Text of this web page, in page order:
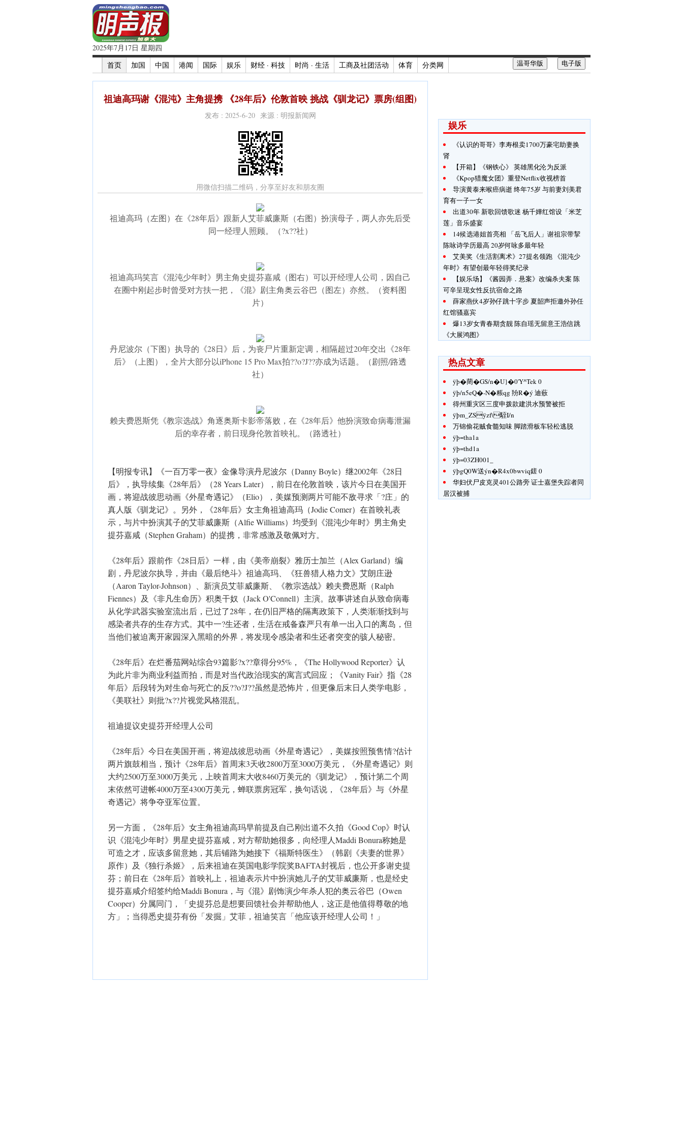
2025年7月17日 星期四
首页
加国 中国 港闻 国际 娱乐 财经 · 科技 时尚 · 生活 工商及社团活动 体育 分类网 电子版
温哥华版
祖迪高玛谢《混沌》主角提携 《28年后》伦敦首映 挑战《驯龙记》票房(组图)
发布 : 2025-6-20 来源 : 明报新闻网
用微信扫描二维码，分享至好友和朋友圈
祖迪高玛（左图）在《28年后》跟新人艾菲威廉斯（右图）扮演母子，两人亦先后受
同一经理人照顾。（?x??社）
祖迪高玛笑言《混沌少年时》男主角史提芬嘉咸（图右）可以开经理人公司，因自己
在圈中刚起步时曾受对方扶一把，《混》剧主角奥云谷巴（图左）亦然。（资料图
片）
丹尼波尔（下图）执导的《28日》后，为丧尸片重新定调，相隔超过20年交出《28年
后》（上图），全片大部分以iPhone 15 Pro Max拍??o?J??亦成为话题。（剧照/路透
社）
赖夫费恩斯凭《教宗选战》角逐奥斯卡影帝落败，在《28年后》他扮演致命病毒泄漏
后的幸存者，前日现身伦敦首映礼。（路透社）
【明报专讯】《一百万零一夜》金像导演丹尼波尔（Danny Boyle）继2002年《28日
后》，执导续集《28年后》（28 Years Later），前日在伦敦首映，该片今日在美国开
画，将迎战彼思动画《外星奇遇记》（Elio），美媒预测两片可能不敌寻求「?庄」的
真人版《驯龙记》。另外，《28年后》女主角祖迪高玛（Jodie Comer）在首映礼表
示，与片中扮演其子的艾菲威廉斯（Alfie Williams）均受到《混沌少年时》男主角史
提芬嘉咸（Stephen Graham）的提携，非常感激及敬佩对方。
《28年后》跟前作《28日后》一样，由《美帝崩裂》雅历士加兰（Alex Garland）编
剧，丹尼波尔执导，并由《最后绝斗》祖迪高玛、《狂兽猎人格力文》艾朗庄逊
（Aaron Taylor-Johnson）、新演员艾菲威廉斯、《教宗选战》赖夫费恩斯（Ralph
Fiennes）及《非凡生命历》积奥干奴（Jack O'Connell）主演。故事讲述自从致命病毒
从化学武器实验室流出后，已过了28年，在仍旧严格的隔离政策下，人类渐渐找到与
感染者共存的生存方式。其中一?生还者，生活在戒备森严只有单一出入口的离岛，但
当他们被迫离开家园深入黑暗的外界，将发现令感染者和生还者突变的骇人秘密。
《28年后》在烂番茄网站综合93篇影?x??章得分95%，《The Hollywood Reporter》认
为此片非为商业利益而拍，而是对当代政治现实的寓言式回应；《Vanity Fair》指《28
年后》后段转为对生命与死亡的反??o?J??虽然是恐怖片，但更像后末日人类学电影，
《美联社》则批?x??片视觉风格混乱。
祖迪提议史提芬开经理人公司
《28年后》今日在美国开画，将迎战彼思动画《外星奇遇记》，美媒按照预售情?估计
两片旗鼓相当，预计《28年后》首周末3天收2800万至3000万美元，《外星奇遇记》则
大约2500万至3000万美元，上映首周末大收8460万美元的《驯龙记》，预计第二个周
末依然可进帐4000万至4300万美元，蝉联票房冠军，换句话说，《28年后》与《外星
奇遇记》将争夺亚军位置。
另一方面，《28年后》女主角祖迪高玛早前提及自己刚出道不久拍《Good Cop》时认
识《混沌少年时》男星史提芬嘉咸，对方帮助她很多，向经理人Maddi Bonura称她是
可造之才，应该多留意她，其后铺路为她接下《福斯特医生》（韩剧《夫妻的世界》
原作）及《独行杀姬》，后来祖迪在英国电影学院奖BAFTA封视后，也公开多谢史提
芬；前日在《28年后》首映礼上，祖迪表示片中扮演她儿子的艾菲威廉斯，也是经史
提芬嘉咸介绍签约给Maddi Bonura，与《混》剧饰演少年杀人犯的奥云谷巴（Owen
Cooper）分属同门，「史提芬总是想要回馈社会并帮助他人，这正是他值得尊敬的地
方」；当得悉史提芬有份「发掘」艾菲，祖迪笑言「他应该开经理人公司！」
娱乐
《认识的哥哥》李寿根卖1700万豪宅助妻换
肾
【开箱】《钢铁心》 英雄黑化沦为反派
《Kpop猎魔女团》重登Netflix收视榜首
导演黄泰来喉癌病逝 终年75岁 与前妻刘美君
育有一子一女
出道30年 新歌回馈歌迷 杨千嬅红馆设「米芝
莲」音乐盛宴
14候选港姐首亮相 「岳飞后人」谢祖宗带挈
陈咏诗学历最高 20岁何咏多最年轻
艾美奖《生活割离术》27提名领跑 《混沌少
年时》有望创最年轻得奖纪录
【娱乐场】《酱园弄．悬案》改编杀夫案 陈
可辛呈现女性反抗宿命之路
薛家燕伙4岁孙仔跳十字步 夏韶声拒邀外孙任
红馆骚嘉宾
爆13岁女青春期贪靓 陈自瑶无留意王浩信跳
《大展鸿图》
热点文章
ÿþ�菵�GS/n�U}� 0'Y^ Tek 0
ÿþ/n5eQ�-N�粻qg 羒R�ý 迪薂
得州重灾区三度申拨款建洪水预警被拒
ÿþm_ZSÿzf\駤I/n
万锦偷花贼食髓知味 脚踏滑板车轻松逃脱
ÿþ=tha1a
ÿþ=thd1a
ÿþ=03ZH001_
ÿþgQ0W送ýn�R4x 0bwviq鎈 0
华妇伏尸皮克灵401公路旁 证士嘉堡失踪者同
居汉被捕